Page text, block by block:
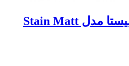
رژ لب مایع مات کالیستا مدل Stain Matt